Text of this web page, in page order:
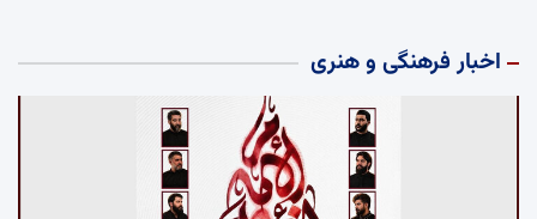
اخبار فرهنگی و هنری